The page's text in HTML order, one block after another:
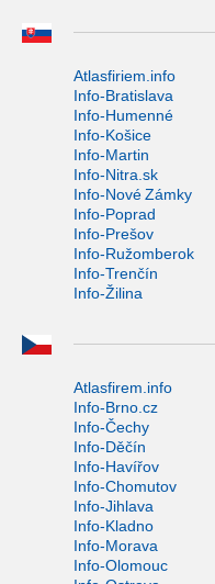
Atlasfiriem.info
Info-Bratislava
Info-Humenné
Info-Košice
Info-Martin
Info-Nitra.sk
Info-Nové Zámky
Info-Poprad
Info-Prešov
Info-Ružomberok
Info-Trenčín
Info-Žilina
Atlasfirem.info
Info-Brno.cz
Info-Čechy
Info-Děčín
Info-Havířov
Info-Chomutov
Info-Jihlava
Info-Kladno
Info-Morava
Info-Olomouc